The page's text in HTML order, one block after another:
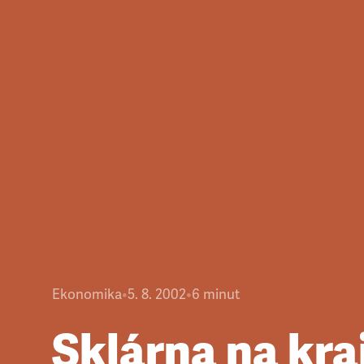
Ekonomika•5. 8. 2002•6 minut
Sklárna na